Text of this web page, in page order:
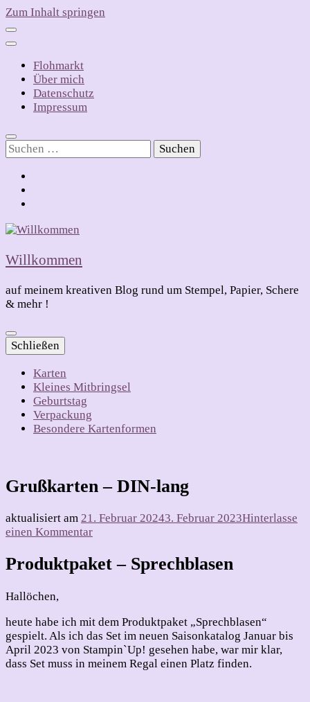
Zum Inhalt springen
Flohmarkt
Über mich
Datenschutz
Impressum
Suchen
nach:
Willkommen
auf meinem kreativen Blog rund um Stempel, Papier, Schere
& mehr !
Schließen
Karten
Kleines Mitbringsel
Geburtstag
Verpackung
Besondere Kartenformen
Grußkarten – DIN-lang
aktualisiert am 21. Februar 20243. Februar 2023Hinterlasse
einen Kommentarzu
–
DIN-
Produktpaket – Sprechblasen
Hallöchen,
heute habe ich mit dem Produktpaket „Sprechblasen“
gespielt. Als ich das Set im neuen Saisonkatalog Januar bis
April 2023 von Stampin`Up! gesehen habe, war mir klar,
dass Set muss in meinem Regal einen Platz finden.